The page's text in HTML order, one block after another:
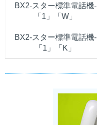
BX2-スター標準電話機-
「1」「W」
BX2-スター標準電話機-
「1」「K」